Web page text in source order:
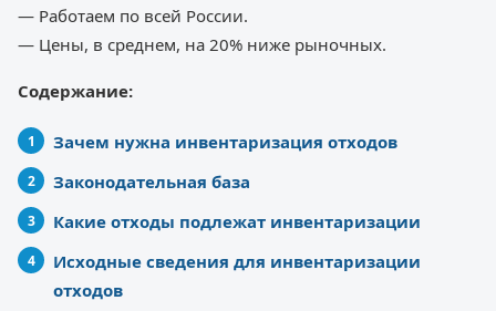
— Работаем по всей России.
— Цены, в среднем, на 20% ниже рыночных.
Содержание:
Зачем нужна инвентаризация отходов
Законодательная база
Какие отходы подлежат инвентаризации
Исходные сведения для инвентаризации
отходов